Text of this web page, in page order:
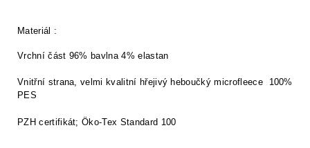
Materiál :
Vrchní část 96% bavlna 4% elastan
Vnitřní strana, velmi kvalitní hřejivý heboučký microfleece 100%
PES
PZH certifikát; Öko-Tex Standard 100